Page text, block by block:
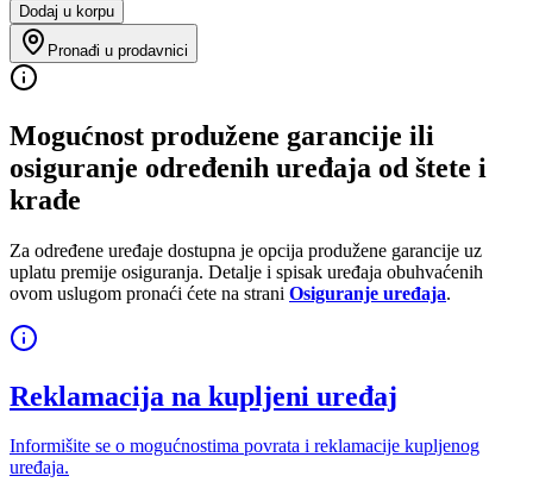
Dodaj u korpu
Pronađi u prodavnici
Mogućnost produžene garancije ili
osiguranje određenih uređaja od štete i
krađe
Za određene uređaje dostupna je opcija produžene garancije uz
uplatu premije osiguranja. Detalje i spisak uređaja obuhvaćenih
ovom uslugom pronaći ćete na strani Osiguranje uređaja.
Reklamacija na kupljeni uređaj
Informišite se o mogućnostima povrata i reklamacije kupljenog
uređaja.